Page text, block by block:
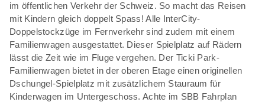
im öffentlichen Verkehr der Schweiz. So macht das Reisen
mit Kindern gleich doppelt Spass! Alle InterCity-
Doppelstockzüge im Fernverkehr sind zudem mit einem
Familienwagen ausgestattet. Dieser Spielplatz auf Rädern
lässt die Zeit wie im Fluge vergehen. Der Ticki Park-
Familienwagen bietet in der oberen Etage einen originellen
Dschungel-Spielplatz mit zusätzlichem Stauraum für
Kinderwagen im Untergeschoss. Achte im SBB Fahrplan